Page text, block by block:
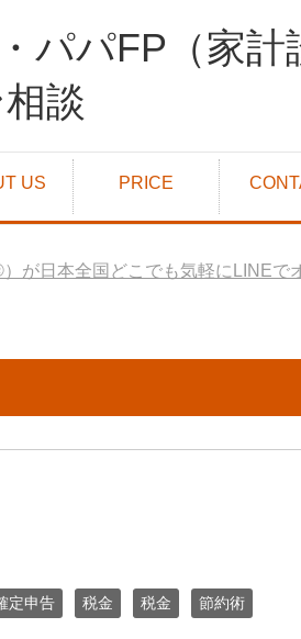
パパFP（家
談
US PRICE
が日本全国どこでも気軽にLINEで
定申告 税金 税金 節約術